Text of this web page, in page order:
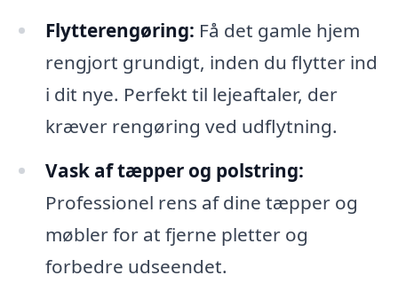
Flytterengøring: Få det gamle hjem
rengjort grundigt, inden du flytter ind
i dit nye. Perfekt til lejeaftaler, der
kræver rengøring ved udflytning.
Vask af tæpper og polstring:
Professionel rens af dine tæpper og
møbler for at fjerne pletter og
forbedre udseendet.